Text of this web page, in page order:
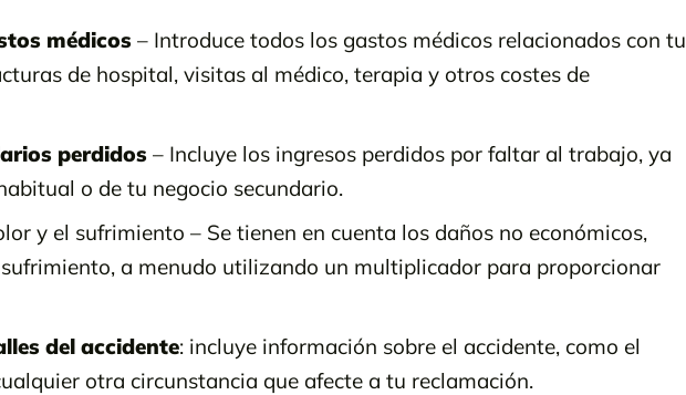
médicos – Introduce todos los gastos médicos relacionados con tu
de hospital, visitas al médico, terapia y otros costes de
perdidos – Incluye los ingresos perdidos por faltar al trabajo, ya
o de tu negocio secundario.
y el sufrimiento – Se tienen en cuenta los daños no económicos,
a menudo utilizando un multiplicador para proporcionar
del accidente: incluye información sobre el accidente, como el
otra circunstancia que afecte a tu reclamación.